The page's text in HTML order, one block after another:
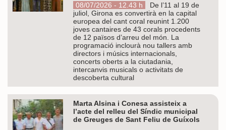
08/07/2026 - 12.43 h
De l’11 al 19 de
juliol, Girona es convertirà en la capital
europea del cant coral reunint 1.200
joves cantaires de 43 corals procedents
de 12 països d’arreu del món. La
programació inclourà nou tallers amb
directors i músics internacionals,
concerts oberts a la ciutadania,
intercanvis musicals o activitats de
descoberta cultural
Marta Alsina i Conesa assisteix a
l’acte del relleu del Síndic municipal
de Greuges de Sant Feliu de Guíxols